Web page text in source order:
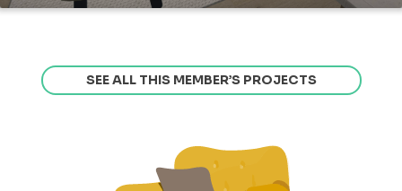
SEE ALL THIS MEMBER’S PROJECTS